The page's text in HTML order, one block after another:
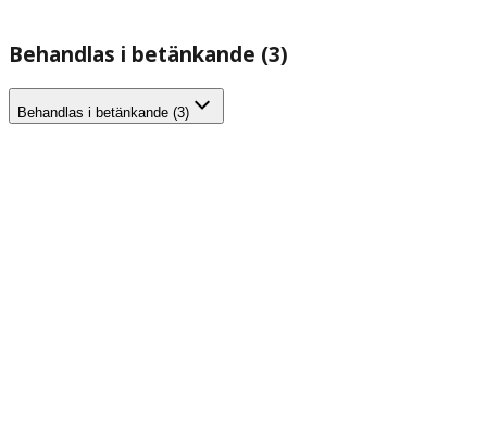
Behandlas i betänkande (3)
Behandlas i betänkande (3)